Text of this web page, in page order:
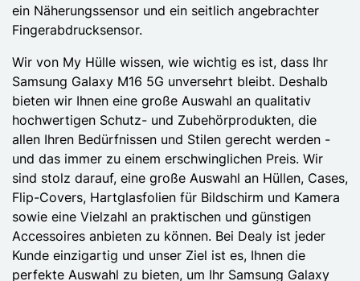
ein Näherungssensor und ein seitlich angebrachter
Fingerabdrucksensor.
Wir von My Hülle wissen, wie wichtig es ist, dass Ihr
Samsung Galaxy M16 5G unversehrt bleibt. Deshalb
bieten wir Ihnen eine große Auswahl an qualitativ
hochwertigen Schutz- und Zubehörprodukten, die
allen Ihren Bedürfnissen und Stilen gerecht werden -
und das immer zu einem erschwinglichen Preis. Wir
sind stolz darauf, eine große Auswahl an Hüllen, Cases,
Flip-Covers, Hartglasfolien für Bildschirm und Kamera
sowie eine Vielzahl an praktischen und günstigen
Accessoires anbieten zu können. Bei Dealy ist jeder
Kunde einzigartig und unser Ziel ist es, Ihnen die
perfekte Auswahl zu bieten, um Ihr Samsung Galaxy